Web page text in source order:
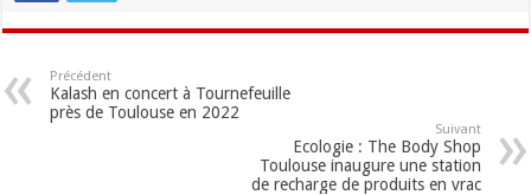
Précédent
Kalash en concert à Tournefeuille
près de Toulouse en 2022
Suivant
Ecologie : The Body Shop
Toulouse inaugure une station
de recharge de produits en vrac